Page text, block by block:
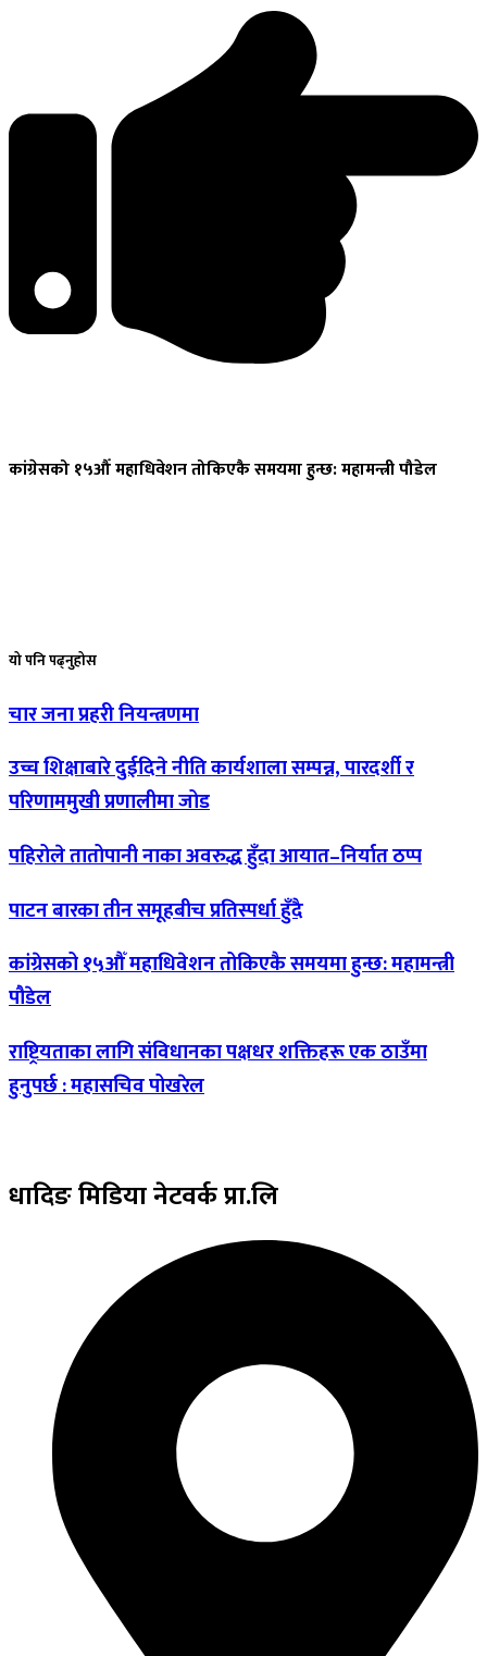
कांग्रेसको१५औँ महाधिवेशन तोकिएकै समयमा हुन्छ: महामन्त्री पौडेल
योपनि पढ्नुहोस
चारजना प्रहरी नियन्त्रणमा
उच्चशिक्षाबारे दुईदिने नीति कार्यशाला सम्पन्न, पारदर्शी र
परिणाममुखी प्रणालीमा जोड
पहिरोलेतातोपानी नाका अवरुद्ध हुँदा आयात–निर्यात ठप्प
पाटनबारका तीन समूहबीच प्रतिस्पर्धा हुँदै
कांग्रेसको१५औँ महाधिवेशन तोकिएकै समयमा हुन्छ: महामन्त्री
पौडेल
राष्ट्रियताकालागि संविधानका पक्षधर शक्तिहरू एक ठाउँमा
हुनुपर्छ : महासचिव पोखरेल
धादिङमिडिया नेटवर्क प्रा.लि